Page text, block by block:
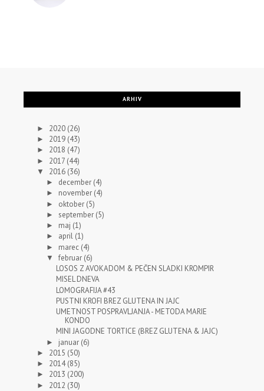
ARHIV
► 2020 (26)
► 2019 (43)
► 2018 (47)
► 2017 (44)
▼ 2016 (36)
► december (4)
► november (4)
► oktober (5)
► september (5)
► maj (1)
► april (1)
► marec (4)
▼februar (6)
LOSOS Z AVOKADOM & PEČEN SLADKI KROMPIR
MISEL DNEVA
LOMOGRAFIJA #43
PUSTNI KROFI BREZ GLUTENA IN JAJC
UMETNOST POSPRAVLJANJA - METODA MARIE
KONDO
MINI JAGODNE TORTICE (BREZ GLUTENA & JAJC)
► januar (6)
► 2015 (50)
► 2014(85)
► 2013 (200)
► 2012 (30)